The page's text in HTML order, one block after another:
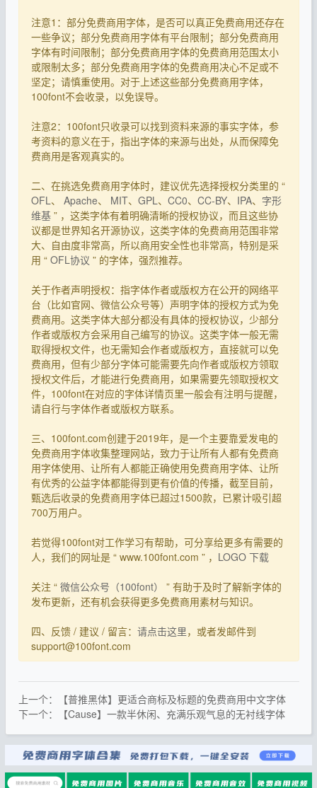
注意1：部分免费商用字体，是否可以真正免费商用还存在
一些争议；部分免费商用字体有平台限制；部分免费商用
字体有时间限制；部分免费商用字体的免费商用范围太小
或限制太多；部分免费商用字体的免费商用决心不足或不
坚定；请慎重使用。对于上述这些部分免费商用字体，
100font不会收录，以免误导。
注意2：100font只收录可以找到资料来源的事实字体，参
考资料的意义在于，指出字体的来源与出处，从而保障免
费商用是客观真实的。
二、在挑选免费商用字体时，建议优先选择授权分类里的 “
OFL 、 Apache、 MIT、 GPL 、 CC0、 CC-BY、 IPA、 字形
维基 ” ，这类字体有着明确清晰的授权协议，而且这些协
议都是世界知名开源协议，这类字体的免费商用范围非常
大、自由度非常高，所以商用安全性也非常高，特别是采
用 “ OFL协议 ” 的字体，强烈推荐。
关于作者声明授权：指字体作者或版权方在公开的网络平
台（比如官网、微信公众号等）声明字体的授权方式为免
费商用。这类字体大部分都没有具体的授权协议，少部分
作者或版权方会采用自己编写的协议。这类字体一般无需
取得授权文件，也无需知会作者或版权方，直接就可以免
费商用，但有少部分字体可能需要先向作者或版权方领取
授权文件后，才能进行免费商用，如果需要先领取授权文
件，100font在对应的字体详情页里一般会有注明与提醒，
请自行与字体作者或版权方联系。
三、100font.com创建于2019年，是一个主要靠爱发电的
免费商用字体收集整理网站，致力于让所有人都有免费商
用字体使用、让所有人都能正确使用免费商用字体、让所
有优秀的公益字体都能得到更有价值的传播，截至目前，
甄选后收录的免费商用字体已超过1500款，已累计吸引超
700万用户。
若觉得100font对工作学习有帮助，可分享给更多有需要的
人，我们的网址是 “ www.100font.com ” ， LOGO 下载
关注 “ 微信公众号（100font）
” 有助于及时了解新字体的
发布更新，还有机会获得更多免费商用素材与知识。
四、反馈 / 建议 / 留言： 请点击这里，或者发邮件到
support@100font.com
上一个：【普推黑体】更适合商标及标题的免费商用中文字体
下一个：【Cause】一款半休闲、充满乐观气息的无衬线字体